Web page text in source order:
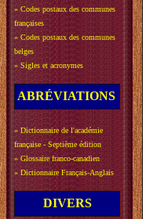
» Codes postaux des communes
françaises
» Codes postaux des communes
belges
» Sigles et acronymes
ABRÉVIATIONS
» Dictionnaire de l'académie
française - Septième édition
» Glossaire franco-canadien
» Dictionnaire Français-Anglais
DIVERS